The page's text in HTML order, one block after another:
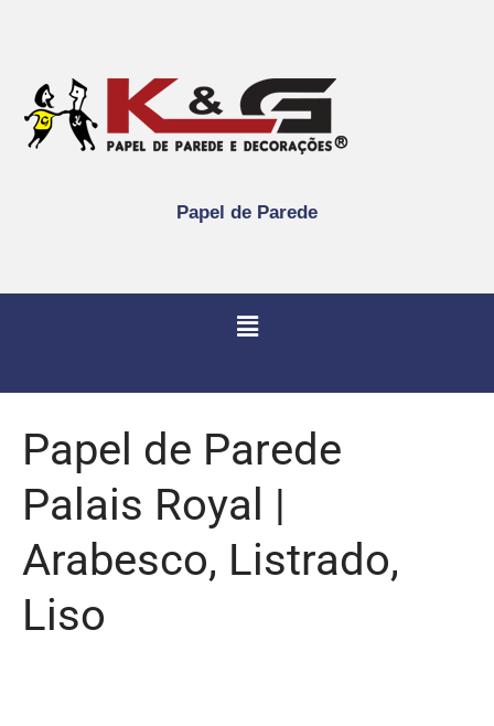
Papel de Parede
Papel de Parede
Palais Royal |
Arabesco, Listrado,
Liso